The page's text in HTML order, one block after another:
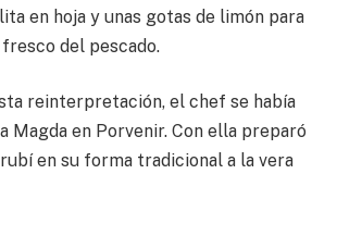
en hoja y unas gotas de limón para
del pescado.
reinterpretación, el chef se había
Magda en Porvenir. Con ella preparó
en su forma tradicional a la vera